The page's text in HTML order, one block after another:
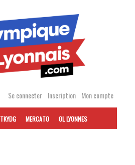
Se connecter Inscription Mon compte
TKYDG MERCATO OL LYONNES